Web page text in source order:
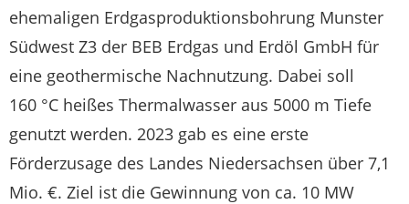
ehemaligen Erdgasproduktionsbohrung Munster
Südwest Z3 der BEB Erdgas und Erdöl GmbH für
eine geothermische Nachnutzung. Dabei soll
160 °C heißes Thermalwasser aus 5000 m Tiefe
genutzt werden. 2023 gab es eine erste
Förderzusage des Landes Niedersachsen über 7,1
Mio. €. Ziel ist die Gewinnung von ca. 10 MW